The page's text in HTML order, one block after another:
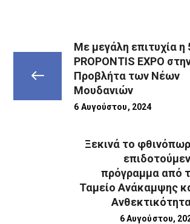
Με μεγάλη επιτυχία η
PROPONTIS EXPO
Προβλήτα των Νέων
Μουδανιών
6 Αυγούστου, 2024
Ξεκινά το
πρόγραμμα από
Ταμείο Ανάκαμψης
6 Αυγούστου,